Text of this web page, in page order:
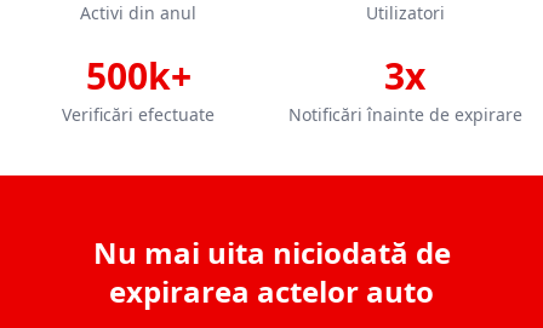
Activi din anul Utilizatori
500k+
Verificări efectuate
3x
Notificări înainte de expirare
Nu mai uita niciodată de
expirarea actelor auto